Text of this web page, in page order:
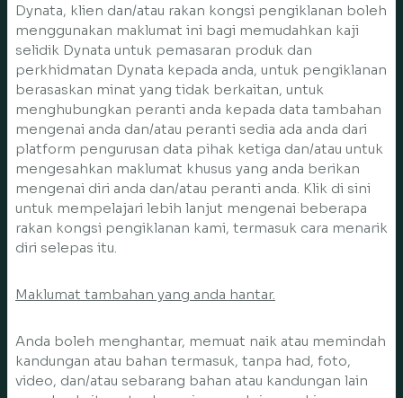
Dynata, klien dan/atau rakan kongsi pengiklanan boleh
menggunakan maklumat ini bagi memudahkan kaji
selidik Dynata untuk pemasaran produk dan
perkhidmatan Dynata kepada anda, untuk pengiklanan
berasaskan minat yang tidak berkaitan, untuk
menghubungkan peranti anda kepada data tambahan
mengenai anda dan/atau peranti sedia ada anda dari
platform pengurusan data pihak ketiga dan/atau untuk
mengesahkan maklumat khusus yang anda berikan
mengenai diri anda dan/atau peranti anda. Klik di sini
untuk mempelajari lebih lanjut mengenai beberapa
rakan kongsi pengiklanan kami, termasuk cara menarik
diri selepas itu.
Maklumat tambahan yang anda hantar.
Anda boleh menghantar, memuat naik atau memindah
kandungan atau bahan termasuk, tanpa had, foto,
video, dan/atau sebarang bahan atau kandungan lain